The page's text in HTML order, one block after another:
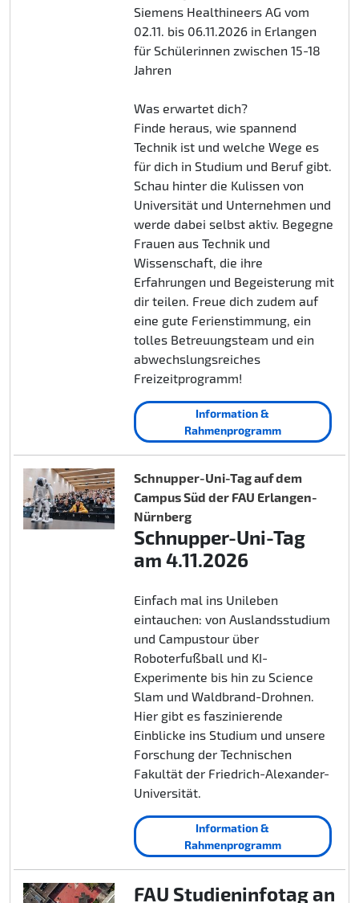
Siemens Healthineers AG vom
02.11. bis 06.11.2026 in Erlangen
für Schülerinnen zwischen 15-18
Jahren
Was erwartet dich?
Finde heraus, wie spannend
Technik ist und welche Wege es
für dich in Studium und Beruf gibt.
Schau hinter die Kulissen von
Universität und Unternehmen und
werde dabei selbst aktiv. Begegne
Frauen aus Technik und
Wissenschaft, die ihre
Erfahrungen und Begeisterung mit
dir teilen. Freue dich zudem auf
eine gute Ferienstimmung, ein
tolles Betreuungsteam und ein
abwechslungsreiches
Freizeitprogramm!
Information &
Rahmenprogramm
Schnupper-Uni-Tag auf dem
Campus Süd der FAU Erlangen-
Nürnberg
Schnupper-Uni-Tag
am 4.11.2026
Einfach mal ins Unileben
eintauchen: von Auslandsstudium
und Campustour über
Roboterfußball und KI-
Experimente bis hin zu Science
Slam und Waldbrand-Drohnen.
Hier gibt es faszinierende
Einblicke ins Studium und unsere
Forschung der Technischen
Fakultät der Friedrich-Alexander-
Universität.
Information &
Rahmenprogramm
FAU Studieninfotag an